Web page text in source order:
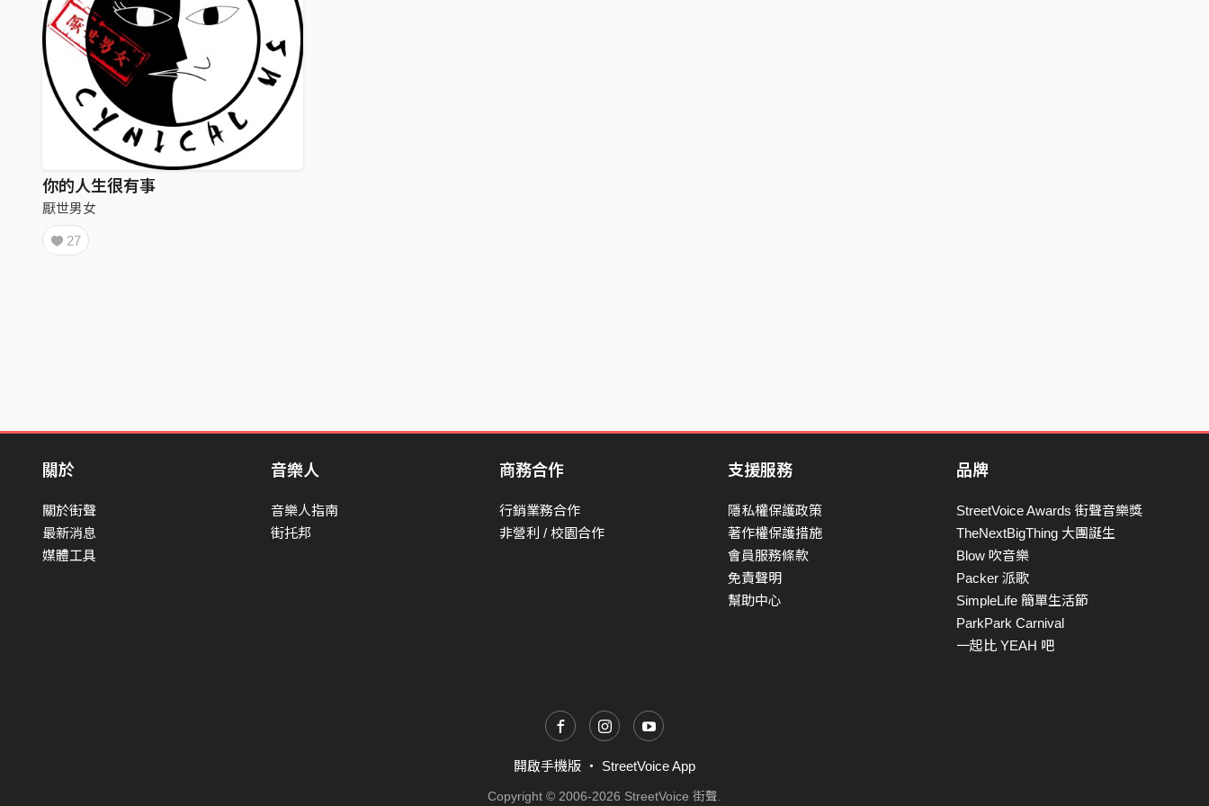
你的人生很有事
厭世男女
27
關於
關於街聲
最新消息
媒體工具
音樂人
音樂人指南
街托邦
商務合作
行銷業務合作
非營利 / 校園合作
支援服務
隱私權保護政策
著作權保護措施
會員服務條款
免責聲明
幫助中心
品牌
StreetVoice Awards 街聲音樂獎
TheNextBigThing 大團誕生
Blow 吹音樂
Packer 派歌
SimpleLife 簡單生活節
ParkPark Carnival
一起比 YEAH 吧
開啟手機版 ・ StreetVoice App
Copyright © 2006-2026 StreetVoice 街聲.